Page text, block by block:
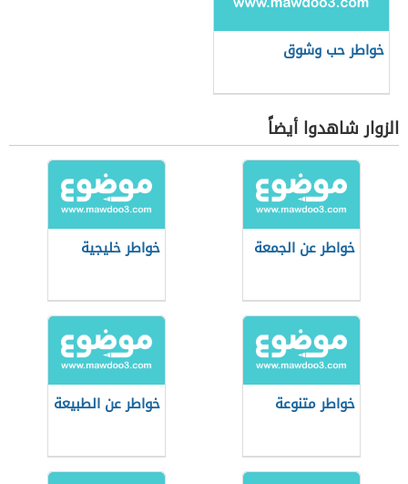
خواطر حب وشوق
الزوار شاهدوا أيضاً
خواطر عن الجمعة خواطر خليجية
خواطر متنوعة خواطر عن الطبيعة